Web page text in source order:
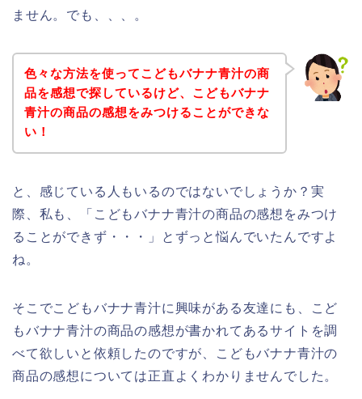
ません。でも、、、。
色々な方法を使ってこどもバナナ青汁の商
品を感想で探しているけど、こどもバナナ
青汁の商品の感想をみつけることができな
い！
と、感じている人もいるのではないでしょうか？実
際、私も、「こどもバナナ青汁の商品の感想をみつけ
ることができず・・・」とずっと悩んでいたんですよ
ね。
そこでこどもバナナ青汁に興味がある友達にも、こど
もバナナ青汁の商品の感想が書かれてあるサイトを調
べて欲しいと依頼したのですが、こどもバナナ青汁の
商品の感想については正直よくわかりませんでした。